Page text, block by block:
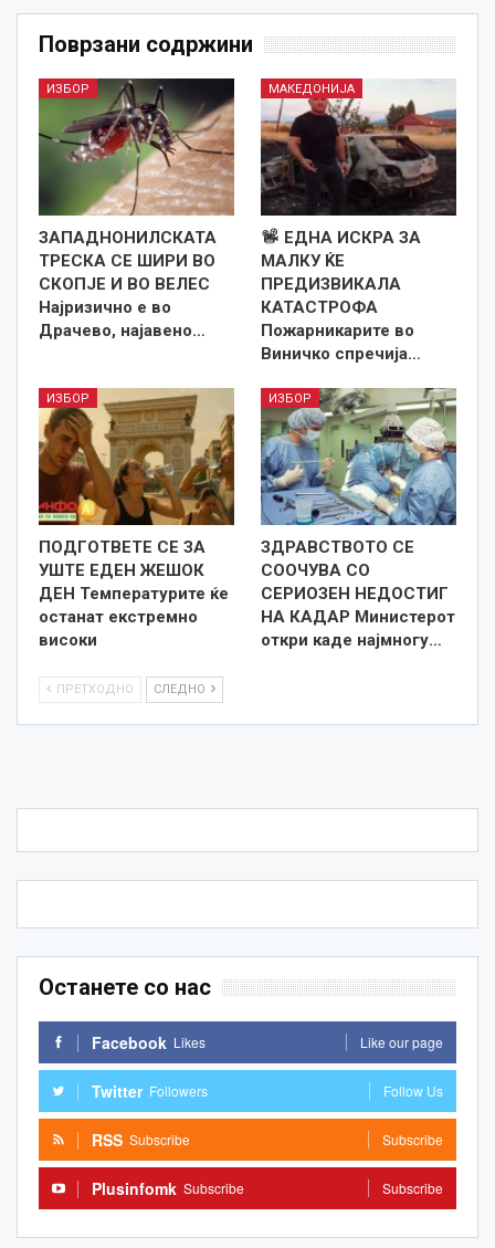
Поврзани содржини
ИЗБОР
ЗАПАДНОНИЛСКАТА
ТРЕСКА СЕ ШИРИ ВО
СКОПЈЕ И ВО ВЕЛЕС
Најризично е во
Драчево, најавено…
МАКЕДОНИЈА
ЕДНА ИСКРА ЗА
МАЛКУ ЌЕ
ПРЕДИЗВИКАЛА
КАТАСТРОФА
Пожарникарите во
Виничко спречија…
ИЗБОР
ПОДГОТВЕТЕ СЕ ЗА
УШТЕ ЕДЕН ЖЕШОК
ДЕН Температурите ќе
останат екстремно
високи
ИЗБОР
ЗДРАВСТВОТО СЕ
СООЧУВА СО
СЕРИОЗЕН НЕДОСТИГ
НА КАДАР Министерот
откри каде најмногу…
ПРЕТХОДНО СЛЕДНО
Останете со нас
Facebook Likes Like our page
Twitter Followers Follow Us
RSS Subscribe Subscribe
Plusinfomk Subscribe Subscribe